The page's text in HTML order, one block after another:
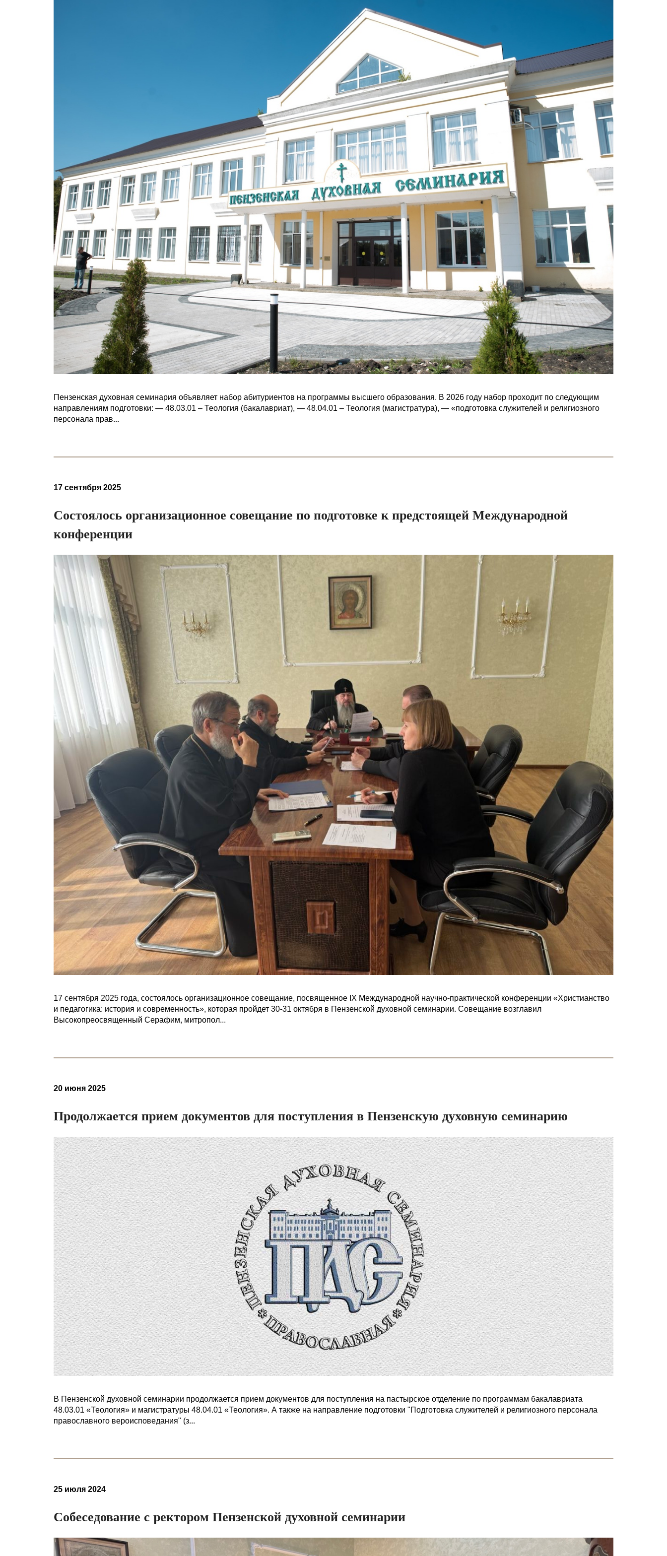
Пензенская духовная семинария объявляет набор абитуриентов на программы высшего образования. В 2026 году набор проходит по следующим
направлениям подготовки: — 48.03.01 – Теология (бакалавриат), — 48.04.01 – Теология (магистратура), — «подготовка служителей и религиозного
персонала прав...
17 сентября 2025
Состоялось организационное совещание по подготовке к предстоящей Международной
конференции
17 сентября 2025 года, состоялось организационное совещание, посвященное IX Международной научно-практической конференции «Христианство
и педагогика: история и современность», которая пройдет 30-31 октября в Пензенской духовной семинарии. Совещание возглавил
Высокопреосвященный Серафим, митропол...
20 июня 2025
Продолжается прием документов для поступления в Пензенскую духовную семинарию
В Пензенской духовной семинарии продолжается прием документов для поступления на пастырское отделение по программам бакалавриата
48.03.01 «Теология» и магистратуры 48.04.01 «Теология». А также на направление подготовки "Подготовка служителей и религиозного персонала
православного вероисповедания" (з...
25 июля 2024
Собеседование с ректором Пензенской духовной семинарии